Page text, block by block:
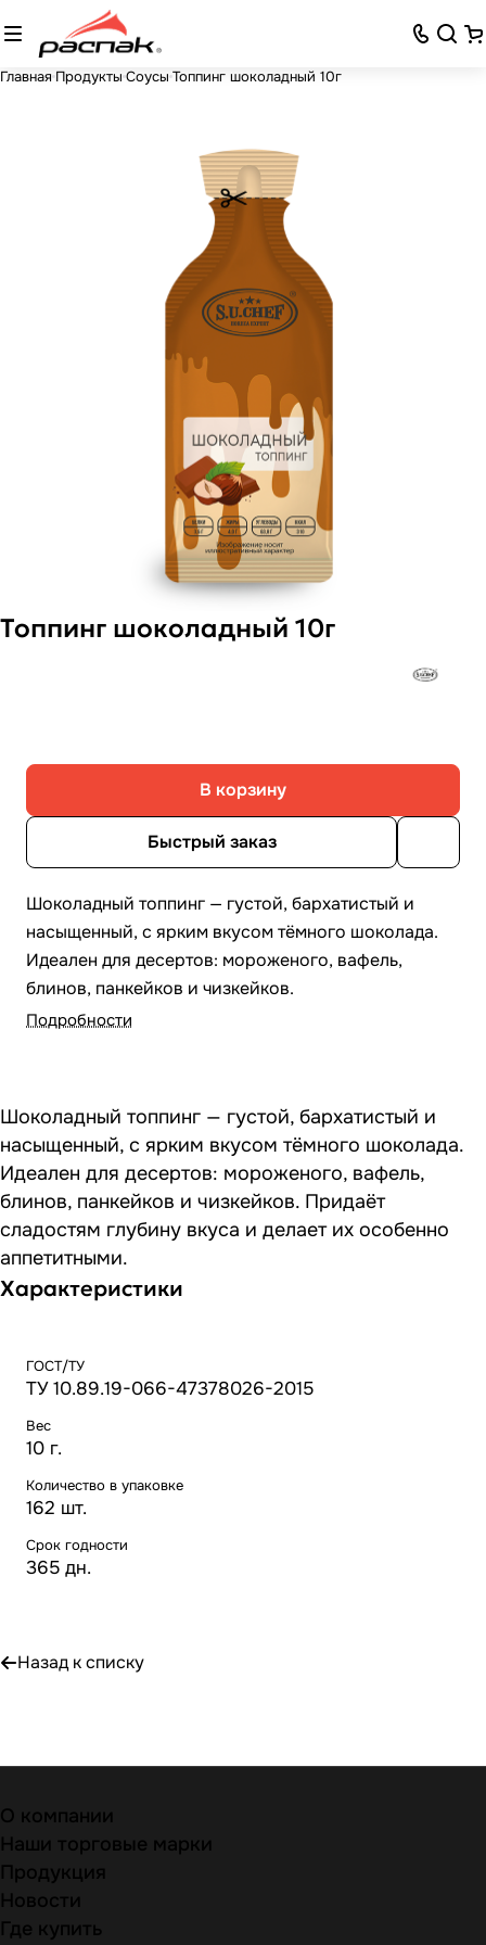
Главная Продукты Соусы Топпинг шоколадный 10г
Топпинг шоколадный 10г
В корзину
Быстрый заказ
Шоколадный топпинг — густой, бархатистый и
насыщенный, с ярким вкусом тёмного шоколада.
Идеален для десертов: мороженого, вафель,
блинов, панкейков и чизкейков.
Подробности
Шоколадный топпинг — густой, бархатистый и
насыщенный, с ярким вкусом тёмного шоколада.
Идеален для десертов: мороженого, вафель,
блинов, панкейков и чизкейков. Придаёт
сладостям глубину вкуса и делает их особенно
аппетитными.
Характеристики
ГОСТ/ТУ
ТУ 10.89.19-066-47378026-2015
Вес
10 г.
Количество в упаковке
162 шт.
Срок годности
365 дн.
Назад к списку
О компании
Наши торговые марки
Продукция
Новости
Где купить